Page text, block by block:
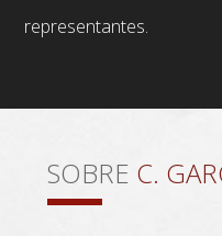
representantes.
SOBRE C.